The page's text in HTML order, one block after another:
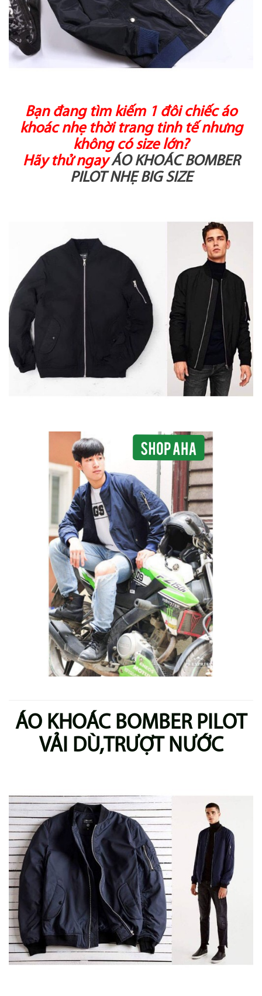
Bạn đang tìm kiếm 1 đôi chiếc áo
khoác nhẹ thời trang tinh tế nhưng
không có size lớn?
Hãy thử ngayÁO KHOÁC BOMBER
PILOT NHẸ BIG SIZE
ÁO KHOÁC BOMBER PILOT
VẢI DÙ,TRƯỢT NƯỚC